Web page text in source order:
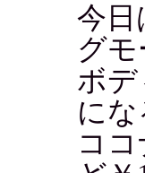
今日
グ
ボ
にな
コ